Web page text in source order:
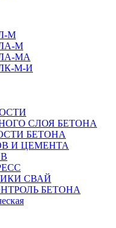
М
М
МА
М-И
СЛОЯ БЕТОНА
БЕТОНА
И ЦЕМЕНТА
СВАЙ
БЕТОНА